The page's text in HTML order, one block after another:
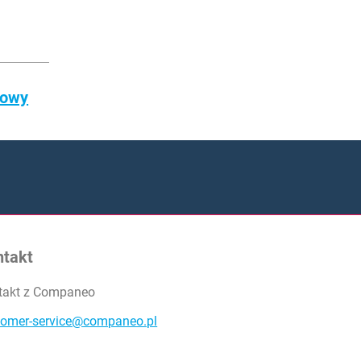
z Companeo
service@companeo.pl